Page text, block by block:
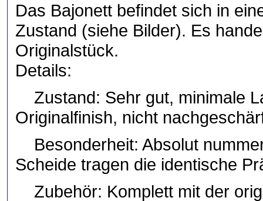
Das Bajonett befindet sich in
Zustand (siehe Bilder). Es
Originalstück.
Details:
Zustand: Sehr gut, minimale
Originalfinish, nicht
Besonderheit: Absolut
Scheide tragen die identische
Zubehör: Komplett mit der